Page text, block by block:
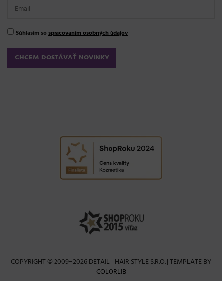
Súhlasím so spracovaním osobných údajov
COPYRIGHT © 2009−2026 DETAIL - HAIR STYLE S.R.O. | TEMPLATE BY
COLORLIB